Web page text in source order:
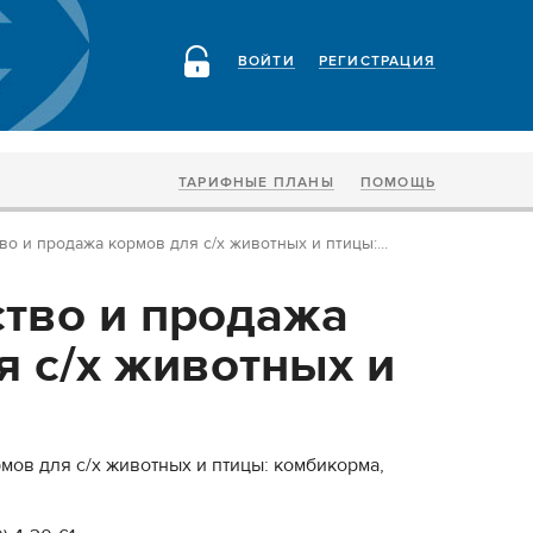
РЕГИСТРАЦИЯ
ВОЙТИ
ТАРИФНЫЕ ПЛАНЫ ПОМОЩЬ
и продажа кормов для с/х животных и птицы:...
и продажа
с/х животных и
для с/х животных и птицы: комбикорма,